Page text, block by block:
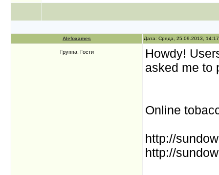
Alefoxames Дата: Среда, 25.09.2013,
Группа: Гости
Howdy!
asked me to
Online
http://
http://